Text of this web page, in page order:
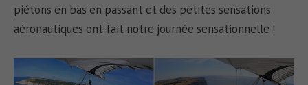
piétons en bas en passant et des petites sensations
aéronautiques ont fait notre journée sensationnelle !